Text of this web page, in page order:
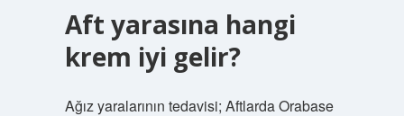
Aft yarasına hangi
krem iyi gelir?
Ağız yaralarının tedavisi; Aftlarda Orabase